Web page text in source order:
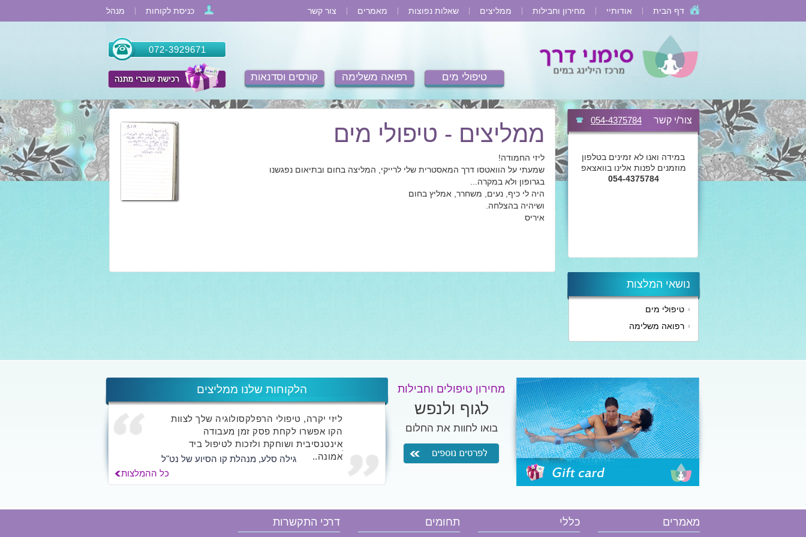
מנהל כניסת לקוחות דף הבית אודותיי מחירון וחבילות ממליצים שאלות נפוצות מאמרים צור קשר
072-3929671
קורסים וסדנאות רפואה משלימה טיפולי מים
ממליצים - טיפולי מים
ליזי החמודה!
שמעתי על הוואטסו דרך המאסטרית שלי לרייקי, המליצה בחום ובתיאום נפגשנו
בגרופון ולא במקרה...
היה לי כיף, נעים, משחרר, אמליץ בחום
ושיהיה בהצלחה.
איריס
054-4375784 צור/י קשר
במידה ואנו לא זמינים בטלפון
מוזמנים לפנות אלינו בוואצאפ
054-4375784
נושאי המלצות
טיפולי מים
רפואה משלימה
הלקוחות שלנו ממליצים
כל ההמלצות
ליזי יקרה, טיפולי הרפלקסולוגיה שלך לצוות
הקו אפשרו לקחת פסק זמן מעבודה
אינטנסיבית ושוחקת ולזכות לטיפול ביד
אמונה..
גילה סלע, מנהלת קו הסיוע של נט"ל
מחירון טיפולים וחבילות
לגוף ולנפש
בואו לחוות את החלום
הזמן שובר
מאמרים כללי תחומים דרכי התקשרות